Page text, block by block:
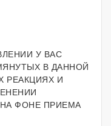
У ВАС
В ДАННОЙ
РЕАКЦИЯХ И
ФОНЕ ПРИЕМА